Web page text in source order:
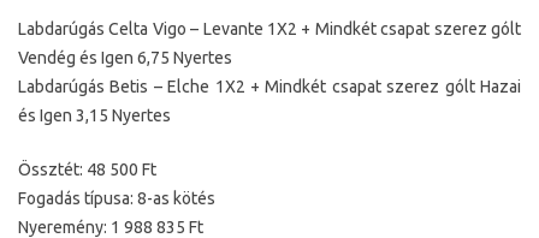
Labdarúgás Celta Vigo – Levante 1X2 + Mindkét csapat szerez gólt
Vendég és Igen 6,75 Nyertes
Labdarúgás Betis – Elche 1X2 + Mindkét csapat szerez gólt Hazai
és Igen 3,15 Nyertes
Össztét: 48 500 Ft
Fogadás típusa: 8-as kötés
Nyeremény: 1 988 835 Ft